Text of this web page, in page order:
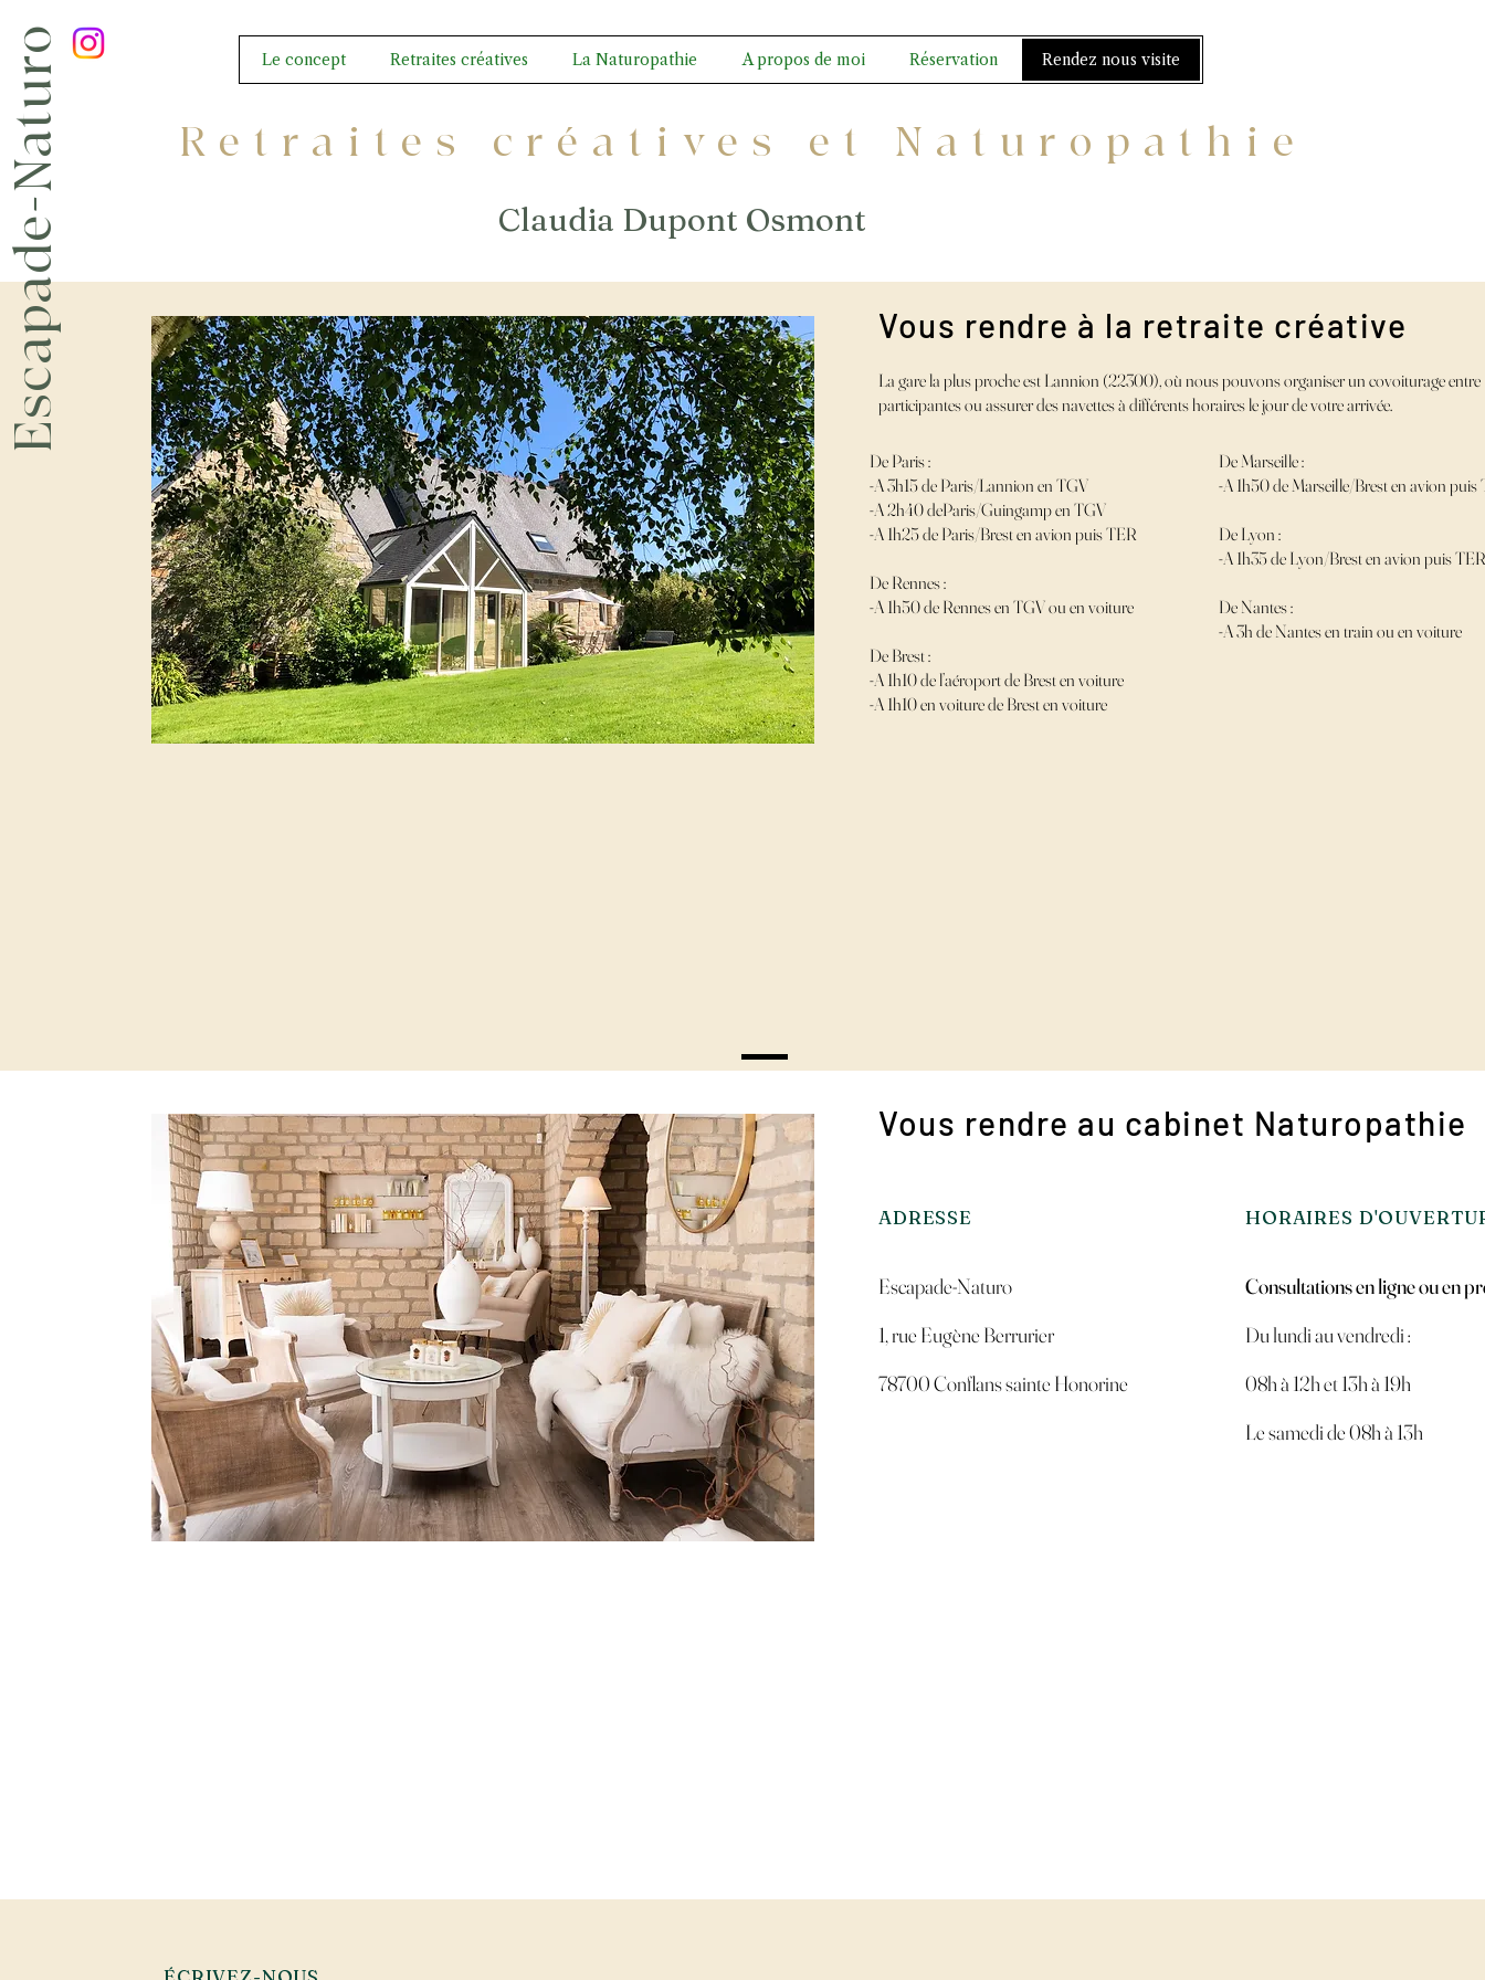
Escapade-Naturo Le concept Retraites créatives La Naturopathie A propos de moi Réservation Rendez nous visite
Retraites créatives et Naturopathie
Claudia Dupont Osmont
Vous rendre à la retraite créative
La gare la plus proche est Lannion (22300), où nous pouvons organiser un covoiturage entre
participantes ou assurer des navettes à différents horaires le jour de votre arrivée.
De Paris :
-A 3h15 de Paris/Lannion en TGV
-A 2h40 deParis/Guingamp en TGV
-A 1h25 de Paris/Brest en avion puis TER
De Rennes :
-A 1h50 de Rennes en TGV ou en voiture
De Brest :
-A 1h10 de l’aéroport de Brest en voiture
-A 1h10 en voiture de Brest en voiture
De Marseille :
-A 1h50 de Marseille/Brest en avion puis
De Lyon :
-A 1h35 de Lyon/Brest en avion puis TER
De Nantes :
-A 3h de Nantes en train ou en voiture
Vous rendre au cabinet Naturopathie
ADRESSE HORAIRES
Escapade-Naturo​
1, rue Eugène Berrurier
78700 Conflans sainte Honorine
Consultations en ligne ou en
Du lundi au vendredi :
08h à 12h et 13h à 19h
Le samedi de 08h à 13h